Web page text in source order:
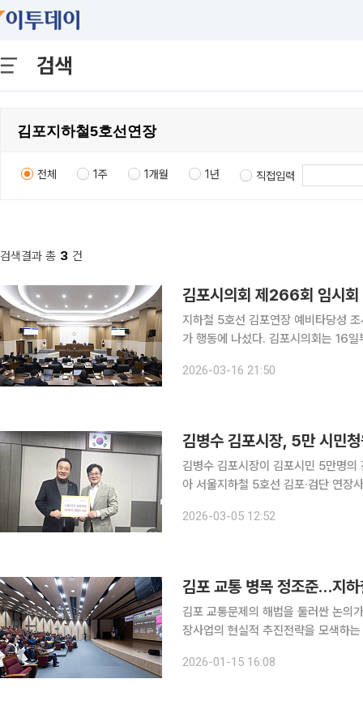
검색
전체 1주 1개월 1년 직접입력
검색결과 총 3 건
김포시의회 제266회 임시
지하철 5호선 김포연장 예비타당성
가 행동에 나섰다. 김포시의회는 16일부터 25일까지 10일간의 일정으로 제266회 임시회를 열고
상임위원회별 조례안·기타안 심의,
2026-03-16 21:50
김병수 김포시장, 5만 시민
김병수 김포시장이 김포시민 5만명
아 서울지하철 5호선 김포·검단 연장사업
강력히 요구했다. 이번 면담은 지난
2026-03-05 12:52
김포 교통 병목 정조준…지하
김포 교통문제의 해법을 둘러싼 논의
장사업의 현실적 추진전략을 모색하
호선 김포 연장을 위한 해법’을 주제
2026-01-15 16:08